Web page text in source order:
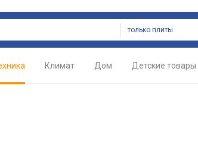
только плиты
Климат Дом Детские товары